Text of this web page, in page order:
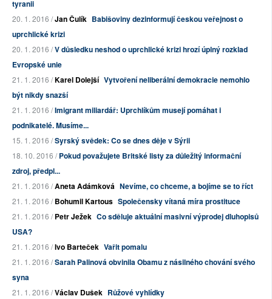
tyranii
20. 1. 2016 /Jan Čulík Babišoviny dezinformují českou veřejnost o
uprchlické krizi
20. 1. 2016 /V důsledku neshod o uprchlické krizi hrozí úplný rozklad
Evropské unie
21. 1. 2016 /Karel Dolejší Vytvoření neliberální demokracie nemohlo
být nikdy snazší
21. 1. 2016 /Imigrant miliardář: Uprchlíkům musejí pomáhat i
podnikatelé. Musíme...
15. 1. 2016 /Syrský svědek: Co se dnes děje v Sýrii
18. 10. 2016 /Pokud považujete Britské listy za důležitý informační
zdroj, předpl...
21. 1. 2016 /Aneta Adámková Nevíme, co chceme, a bojíme se to říct
21. 1. 2016 /Bohumil Kartous Společensky vítaná míra prostituce
21. 1. 2016 /Petr Ježek Co sděluje aktuální masivní výprodej dluhopisů
USA?
21. 1. 2016 /Ivo Barteček Vařit pomalu
21. 1. 2016 /Sarah Palinová obvinila Obamu z násilného chování svého
syna
21. 1. 2016 /Václav Dušek Růžové vyhlídky